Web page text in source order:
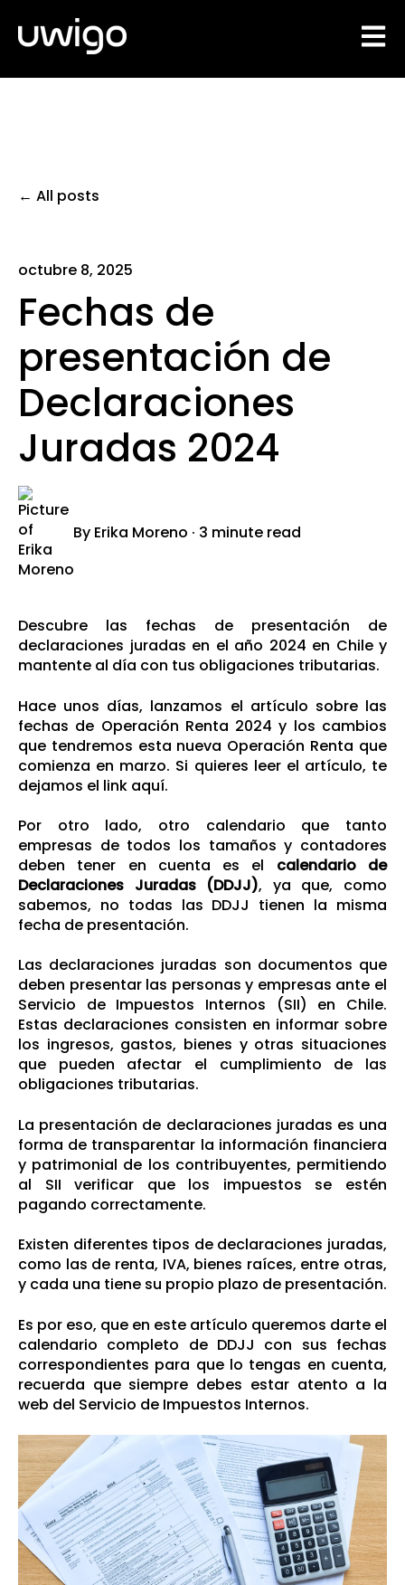
All posts
octubre 8, 2025
Fechas de
presentación de
Declaraciones
Juradas 2024
By Erika Moreno · 3 minute read
Descubre las fechas de presentación de
declaraciones juradas en el año 2024 en Chile y
mantente al día con tus obligaciones tributarias.
Hace unos días, lanzamos el artículo sobre las
fechas de Operación Renta 2024 y los cambios
que tendremos esta nueva Operación Renta que
comienza en marzo. Si quieres leer el artículo, te
dejamos el link aquí.
Por otro lado, otro calendario que tanto
empresas de todos los tamaños y contadores
deben tener en cuenta es el calendario de
Declaraciones Juradas (DDJJ), ya que, como
sabemos, no todas las DDJJ tienen la misma
fecha de presentación.
Las declaraciones juradas son documentos que
deben presentar las personas y empresas ante el
Servicio de Impuestos Internos (SII) en Chile.
Estas declaraciones consisten en informar sobre
los ingresos, gastos, bienes y otras situaciones
que pueden afectar el cumplimiento de las
obligaciones tributarias.
La presentación de declaraciones juradas es una
forma de transparentar la información financiera
y patrimonial de los contribuyentes, permitiendo
al SII verificar que los impuestos se estén
pagando correctamente.
Existen diferentes tipos de declaraciones juradas,
como las de renta, IVA, bienes raíces, entre otras,
y cada una tiene su propio plazo de presentación.
Es por eso, que en este artículo queremos darte el
calendario completo de DDJJ con sus fechas
correspondientes para que lo tengas en cuenta,
recuerda que siempre debes estar atento a la
web del Servicio de Impuestos Internos.